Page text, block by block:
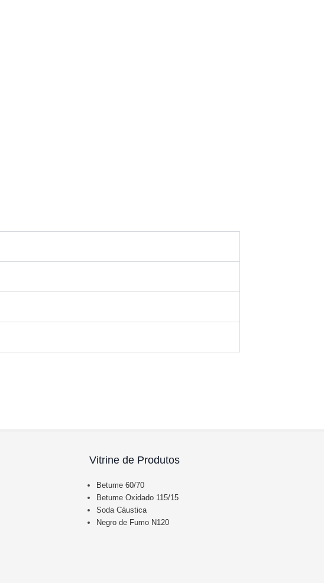
Vitrine de Produtos
Betume 60/70
Betume Oxidado 115/15
Soda Cáustica
Negro de Fumo N120